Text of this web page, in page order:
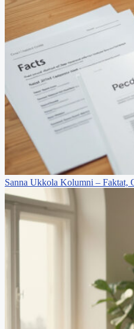
Sanna Ukkola Kolumni – Faktat,